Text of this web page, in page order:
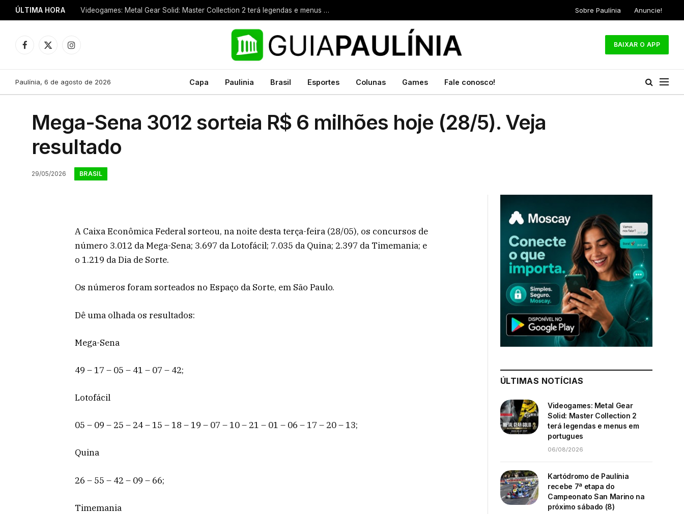
ÚLTIMA HORA Videogames: Metal Gear Solid: Master Collection 2 terá legendas e menus em portugues Sobre Paulínia Anuncie!
Facebook
X
Instagram
BAIXAR O APP
Paulínia, 6 de agosto de 2026 Capa Paulinia Brasil Esportes Colunas Games Fale conosco!
Mega-Sena 3012 sorteia R$ 6 milhões hoje (28/5). Veja
resultado
29/05/2026 BRASIL
A Caixa Econômica Federal sorteou, na noite desta terça-feira (28/05), os concursos de
número 3.012 da Mega-Sena; 3.697 da Lotofácil; 7.035 da Quina; 2.397 da Timemania; e
o 1.219 da Dia de Sorte.
Os números foram sorteados no Espaço da Sorte, em São Paulo.
Dê uma olhada os resultados:
Mega-Sena
49 – 17 – 05 – 41 – 07 – 42;
Lotofácil
05 – 09 – 25 – 24 – 15 – 18 – 19 – 07 – 10 – 21 – 01 – 06 – 17 – 20 – 13;
Quina
26 – 55 – 42 – 09 – 66;
Timemania
ÚLTIMAS NOTÍCIAS
Videogames: Metal Gear
Solid: Master Collection 2
terá legendas e menus em
portugues
06/08/2026
Kartódromo de Paulínia
recebe 7ª etapa do
Campeonato San Marino na
próximo sábado (8)